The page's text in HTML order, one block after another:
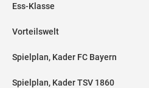
Ess-Klasse
Vorteilswelt
Spielplan, Kader FC Bayern
Spielplan, Kader TSV 1860